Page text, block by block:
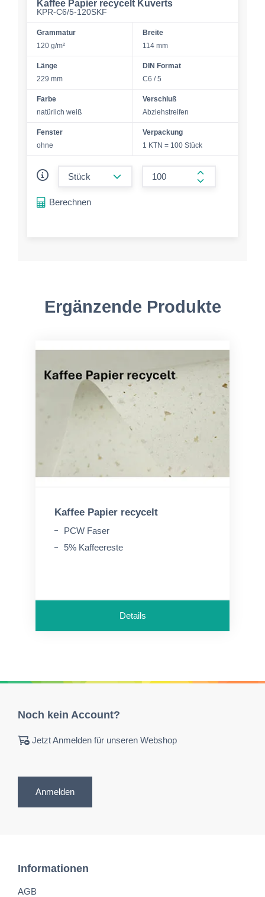
Kaffee Papier recycelt Kuverts
KPR-C6/5-120SKF
Grammatur
120 g/m²
Breite
114 mm
Länge
229 mm
DIN Format
C6 / 5
Farbe
natürlich weiß
Verschluß
Abziehstreifen
Fenster
ohne
Verpackung
1 KTN = 100 Stück
form.increase-
Berechnen
Ergänzende Produkte
Kaffee Papier recycelt
PCW Faser
5% Kaffeereste
Details
Noch kein Account?
Jetzt Anmelden für unseren Webshop
Anmelden
Informationen
AGB